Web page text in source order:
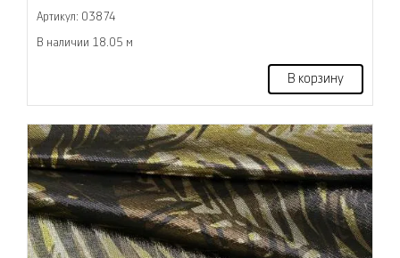
Артикул: 03874
В наличии 18.05 м
В корзину